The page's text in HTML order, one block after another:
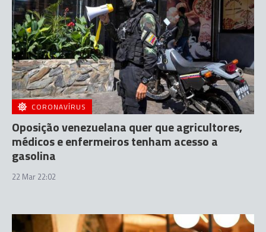
CORONAVÍRUS
Oposição venezuelana quer que agricultores,
médicos e enfermeiros tenham acesso a
gasolina
22 Mar 22:02